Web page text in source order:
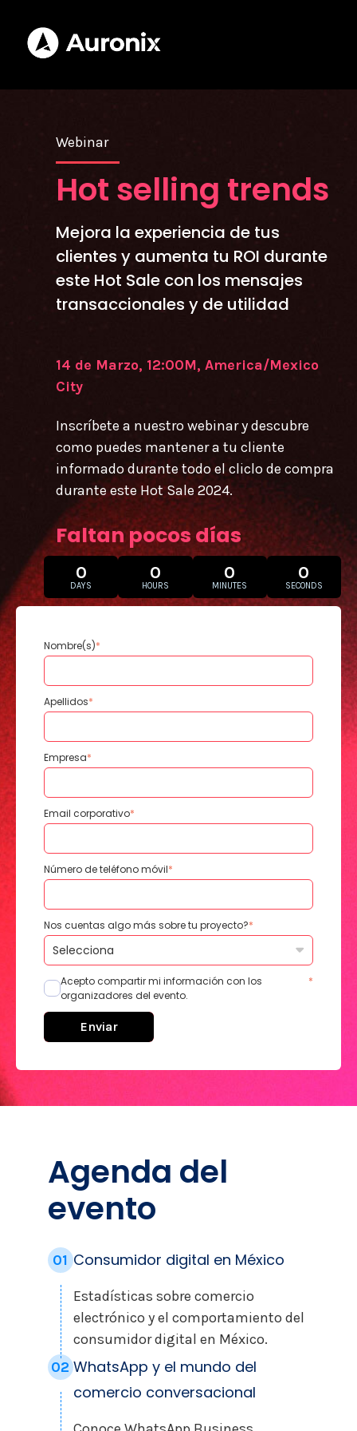
Webinar
Hot selling trends
Mejora la experiencia de tus
clientes y aumenta tu ROI durante
este Hot Sale con los mensajes
transaccionales y de utilidad
14 de Marzo, 12:00M, America/Mexico
City
Inscríbete a nuestro webinar y descubre
como puedes mantener a tu cliente
informado durante todo el cliclo de compra
durante este Hot Sale 2024.
Faltan pocos días
0
DAYS
0
HOURS
0
MINUTES
0
SECONDS
Nombre(s)*
Apellidos*
Empresa*
Email corporativo*
Número de teléfono móvil*
Nos cuentas algo más sobre tu proyecto?*
Acepto compartir mi información con los
organizadores del evento.
*
Agenda del
evento
01 Consumidor digital en México
Estadísticas sobre comercio
electrónico y el comportamiento del
consumidor digital en México.
02 WhatsApp y el mundo del
comercio conversacional